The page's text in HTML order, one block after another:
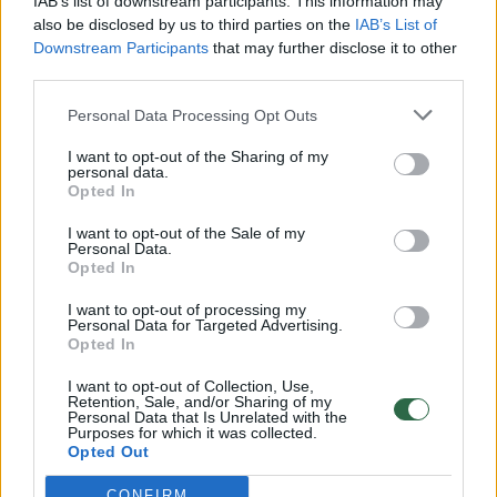
also be disclosed by us to third parties on the IAB’s List of
Downstream Participants that may further disclose it to other
Personal Data Processing Opt Outs
I want to opt-out of the Sharing of my
personal data.
Opted In
I want to opt-out of the Sale of my
Personal Data.
Opted In
I want to opt-out of processing my
Personal Data for Targeted Advertising.
Opted In
I want to opt-out of Collection, Use,
Retention, Sale, and/or Sharing of my
Personal Data that Is Unrelated with the
Purposes for which it was collected.
Opted Out
vaiko gyvybių išgelbėti nepavyko
Žinios | Lietuvos diena
00:00:57
Savaitės vidurys nusimato karštas: temperatūra kils iki
32 laipsnių šilumos
Žinios | Orai
Nufilmavo, kaip patvino Vilniaus Vakarinis aplinkkelis:
Žinios | Lietuvos diena
00:00:55
Avarija Vilniuje: į stotelę įsirėžęs automobilis sužalojo
dvi moteris